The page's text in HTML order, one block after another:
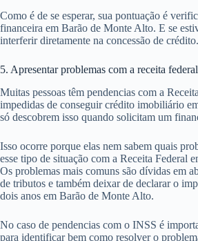
Como é de se esperar, sua pontuação é
financeira em Barão de Monte Alto. E se
interferir diretamente na concessão de crédito.
5. Apresentar problemas com a receita
Muitas pessoas têm pendencias com a
impedidas de conseguir crédito imobiliário
só descobrem isso quando solicitam um
Isso ocorre porque elas nem sabem quais
esse tipo de situação com a Receita Federal
Os problemas mais comuns são dívidas em
de tributos e também deixar de declarar o
dois anos em Barão de Monte Alto.
No caso de pendencias com o INSS é
para identificar bem como resolver o